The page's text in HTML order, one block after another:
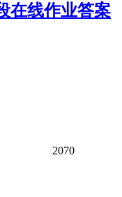
在线作业答案
2070